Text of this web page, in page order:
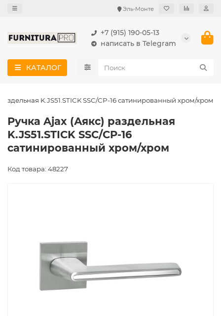
Эль-Монте
+7 (915) 190-05-13
написать в Telegram
КАТАЛОГ
K.JS51.STICK SSC/CP-16 сатинированный хром/хром
Ручка Ajax (Аякс) раздельная
K.JS51.STICK SSC/CP-16
сатинированный хром/хром
Код товара: 48227